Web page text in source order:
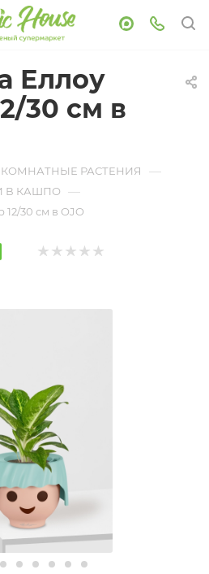
Еллоу
30 см в
КОМНАТНЫЕ РАСТЕНИЯ —
В КАШПО —
30 см в OJO